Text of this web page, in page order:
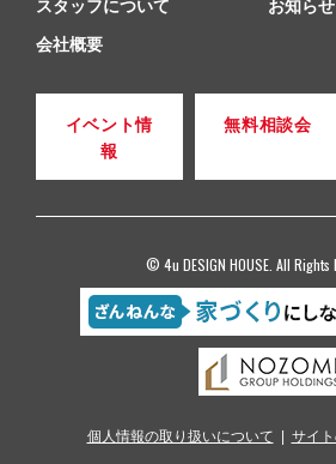
スタッフについて
お知らせ
会社概要
イベント情
報
無料相談会
© 4u DESIGN HOUSE. All Rights
個人情報の取り扱いについて サイ